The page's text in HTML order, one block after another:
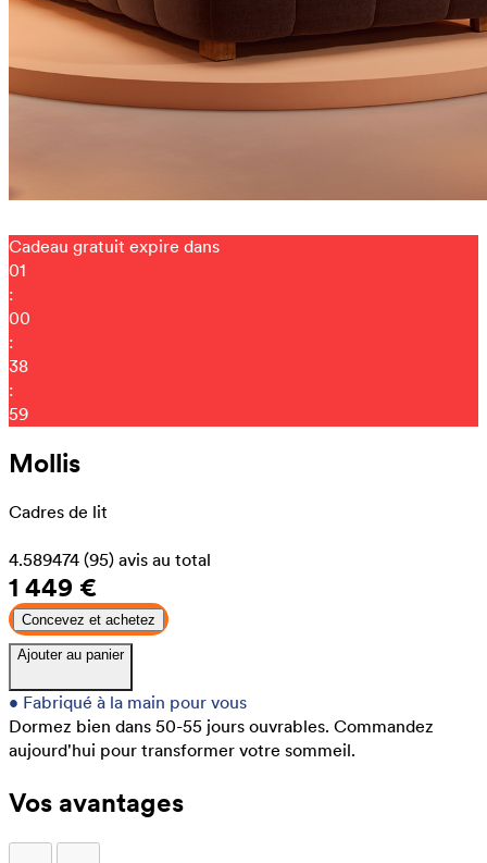
Cadeau gratuit expire dans
01
:
00
:
38
:
50
Mollis
Cadres de lit
4.589474 (95) avis au total
1 449 €
Concevez et achetez
Ajouter au panier
• Fabriqué à la main pour vous
Dormez bien dans 50-55 jours ouvrables. Commandez
aujourd'hui pour transformer votre sommeil.
Vos avantages